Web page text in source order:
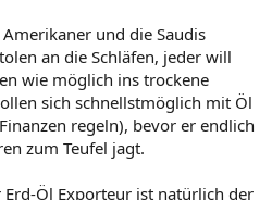
und die Saudis
an die Schläfen, jeder will
wie möglich ins trockene
sich schnellstmöglich mit Öl
regeln), bevor er endlich
zum Teufel jagt.
Öl Exporteur ist natürlich der